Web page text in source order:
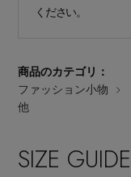
ください。
商品のカテゴリ：
ファッション小物
他
SIZE GUIDE